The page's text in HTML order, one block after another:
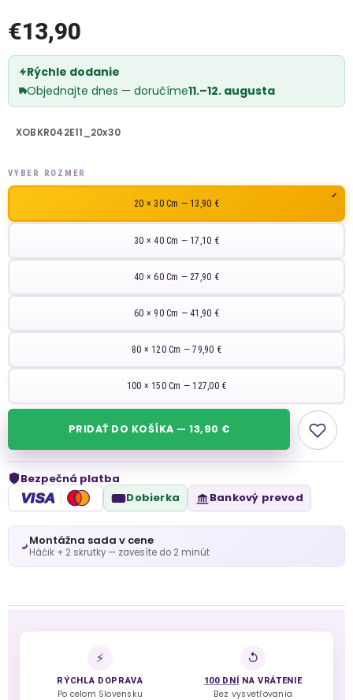
€13,90
Rýchle dodanie
Objednajte dnes — doručíme11.–12. augusta
XOBKR042E11_20x30
VYBER ROZMER
20 × 30 Cm — 13,90 €
30 × 40 Cm — 17,10 €
40 × 60 Cm — 27,90 €
60 × 90 Cm — 41,90 €
80 × 120 Cm — 79,90 €
100 × 150 Cm — 127,00 €
PRIDAŤ DO KOŠÍKA — 13,90 €
Bezpečná platba
VISA Dobierka Bankový prevod
Montážna sada v cene
Háčik + 2 skrutky — zavesíte do 2 minút
⚡
RÝCHLA DOPRAVA
Po celom Slovensku
↺
100 DNÍ NA VRÁTENIE
Bez vysvetľovania